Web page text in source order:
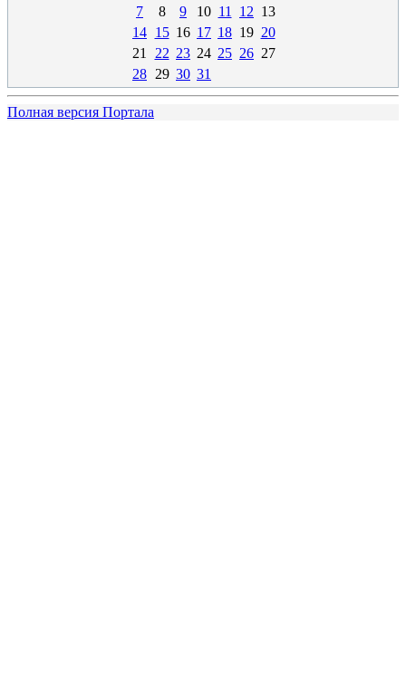
7
8 9 10 11 12 13
14 15 16 17 18 19 20
21
22 23 24 25 26 27
28 29 30 31
Полная версия Портала